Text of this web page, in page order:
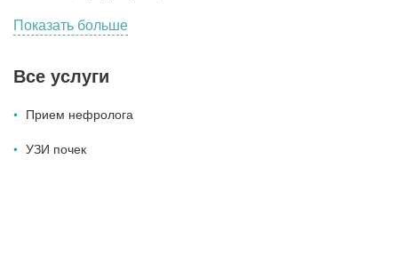
Показать больше
Все услуги
Прием нефролога
УЗИ почек